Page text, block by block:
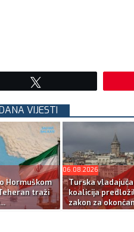
VIJESTI
Hormuškom
traži
06.08.2026
Turska vladajuća
koalicija
zakon za